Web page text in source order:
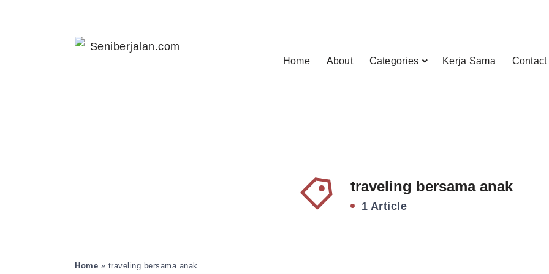
Home About Categories Kerja Sama Contact
traveling bersama anak
1 Article
Home » traveling bersama anak